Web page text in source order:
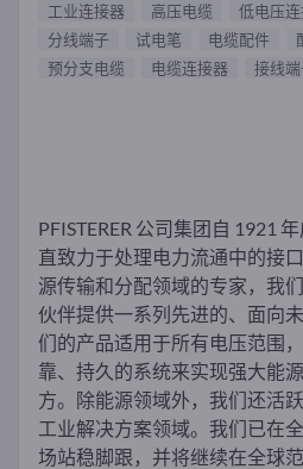
工业连接器 高压电缆
低电压
分线端子
试电笔 电缆配件
预分支电缆
电缆连接器 接线
PFISTERER 公司集团自 1921
直致力于处理电力流通中的接
源传输和分配领域的专家，我
伙伴提供一系列先进的、面向
们的产品适用于所有电压范围
靠、持久的系统来实现强大能
方。除能源领域外，我们还活
工业解决方案领域。我们已在
场站稳脚跟，并将继续在全球